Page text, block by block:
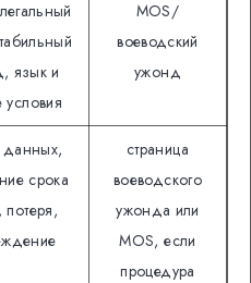
язык и
условия
MOS/
воеводский
ужонд
срока
потеря,
страница
воеводского
ужонда или
MOS, если
процедура